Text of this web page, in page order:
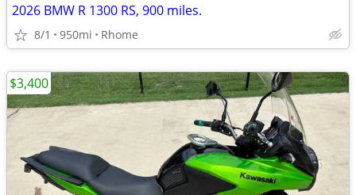
2026 BMW R 1300 RS, 900 miles.
8/1 950mi Rhome
$3,400